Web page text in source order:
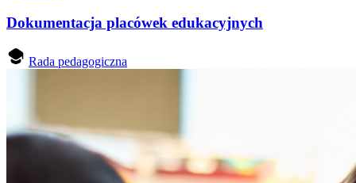
Dokumentacja placówek edukacyjnych
Rada pedagogiczna